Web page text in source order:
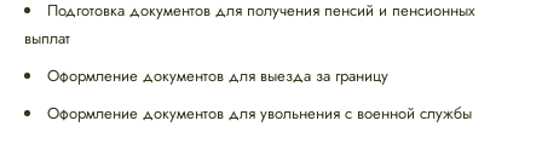
Подготовка документов для получения пенсий и пенсионных
выплат
Оформление документов для выезда за границу
Оформление документов для увольнения с военной службы